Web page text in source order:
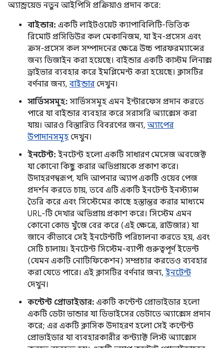
অ্যান্ড্রয়েড নতুন আইপিসি প্রক্রিয়াও প্রদান করে:
বাইন্ডার: একটি লাইটওয়েট ক্যাপাবিলিটি-ভিত্তিক
রিমোট প্রসিডিউর কল মেকানিজম, যা ইন-প্রসেস এবং
ক্রস-প্রসেস কল সম্পাদনের ক্ষেত্রে উচ্চ পারফরম্যান্সের
জন্য ডিজাইন করা হয়েছে। বাইন্ডার একটি কাস্টম লিনাক্স
ড্রাইভার ব্যবহার করে ইমপ্লিমেন্ট করা হয়েছে। ক্লাসটির
বর্ণনার জন্য, বাইন্ডার দেখুন।
সার্ভিসসমূহ: সার্ভিসসমূহ এমন ইন্টারফেস প্রদান করতে
পারে যা বাইন্ডার ব্যবহার করে সরাসরি অ্যাক্সেস করা
যায়। আরও বিস্তারিত বিবরণের জন্য, অ্যাপের
উপাদানসমূহ দেখুন।
ইনটেন্ট: ইনটেন্ট হলো একটি সাধারণ মেসেজ অবজেক্ট
যা কোনো কিছু করার অভিপ্রায়কে প্রকাশ করে।
উদাহরণস্বরূপ, যদি আপনার অ্যাপ একটি ওয়েব পেজ
প্রদর্শন করতে চায়, তবে এটি একটি ইনটেন্ট ইনস্ট্যান্স
তৈরি করে এবং সিস্টেমের কাছে হস্তান্তর করার মাধ্যমে
URL-টি দেখার অভিপ্রায় প্রকাশ করে। সিস্টেম এমন
কোনো কোড খুঁজে বের করে (এই ক্ষেত্রে, ব্রাউজার) যা
জানে কীভাবে সেই ইনটেন্টটি পরিচালনা করতে হয়, এবং
সেটি চালায়। ইনটেন্ট সিস্টেম-ব্যাপী গুরুত্বপূর্ণ ইভেন্ট
(যেমন একটি নোটিফিকেশন) সম্প্রচার করতেও ব্যবহার
করা যেতে পারে। এই ক্লাসটির বর্ণনার জন্য, ইনটেন্ট
দেখুন।
কন্টেন্ট প্রোভাইডার: একটি কন্টেন্ট প্রোভাইডার হলো
একটি ডেটা ভান্ডার যা ডিভাইসের ডেটাতে অ্যাক্সেস প্রদান
করে; এর একটি ক্লাসিক উদাহরণ হলো সেই কন্টেন্ট
প্রোভাইডার যা ব্যবহারকারীর কন্ট্যাক্ট লিস্ট অ্যাক্সেস